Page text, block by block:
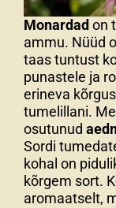
Monardad on
ammu. Nüüd
taas tuntust
punastele ja
erineva
tumelillani.
osutunud
Sordi
kohal on
kõrgem sort.
aromaatselt,